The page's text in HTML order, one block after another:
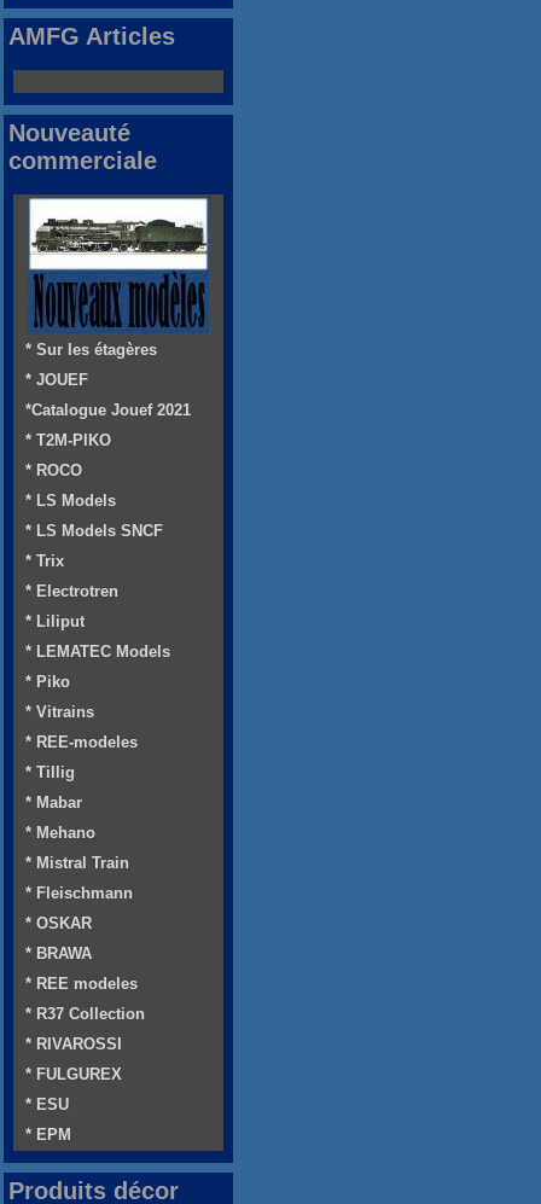
AMFG Articles
Nouveauté
commerciale
* Sur les étagères
* JOUEF
*Catalogue Jouef 2021
* T2M-PIKO
* ROCO
* LS Models
* LS Models SNCF
* Trix
* Electrotren
* Liliput
* LEMATEC Models
* Piko
* Vitrains
* REE-modeles
* Tillig
* Mabar
* Mehano
* Mistral Train
* Fleischmann
* OSKAR
* BRAWA
* REE modeles
* R37 Collection
* RIVAROSSI
* FULGUREX
* ESU
* EPM
Produits décor